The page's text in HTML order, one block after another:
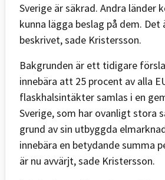
Sverige är säkrad. Andra länder
kunna lägga beslag på dem.
beskrivet, sade Kristersson.
Bakgrunden är ett tidigare
innebära att 25 procent av alla
flaskhalsintäkter samlas i en
Sverige, som har ovanligt stora
grund av sin utbyggda
innebära en betydande summa
är nu avvärjt, sade Kristersson.